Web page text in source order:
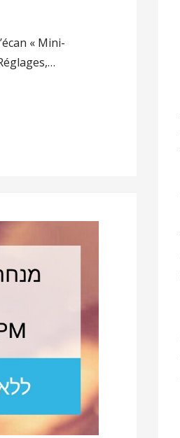
« Mini-